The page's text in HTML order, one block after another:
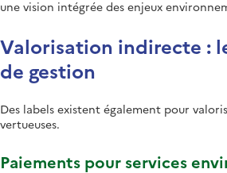
une vision intégrée des enjeux
Valorisation indirecte :
de gestion
Des labels existent également pour
vertueuses.
Paiements pour services